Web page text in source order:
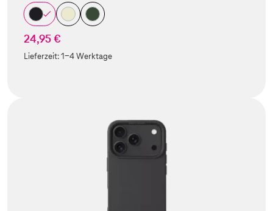
24,95 €
Lieferzeit:1-4 Werktage